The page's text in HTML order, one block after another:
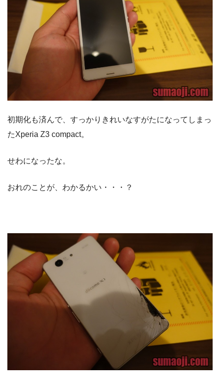
初期化も済んで、すっかりきれいなすがたになってしまっ
たXperia Z3 compact。
せわになったな。
おれのことが、わかるかい・・・？